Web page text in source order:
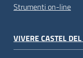
Strumenti on-line
VIVERE CASTEL